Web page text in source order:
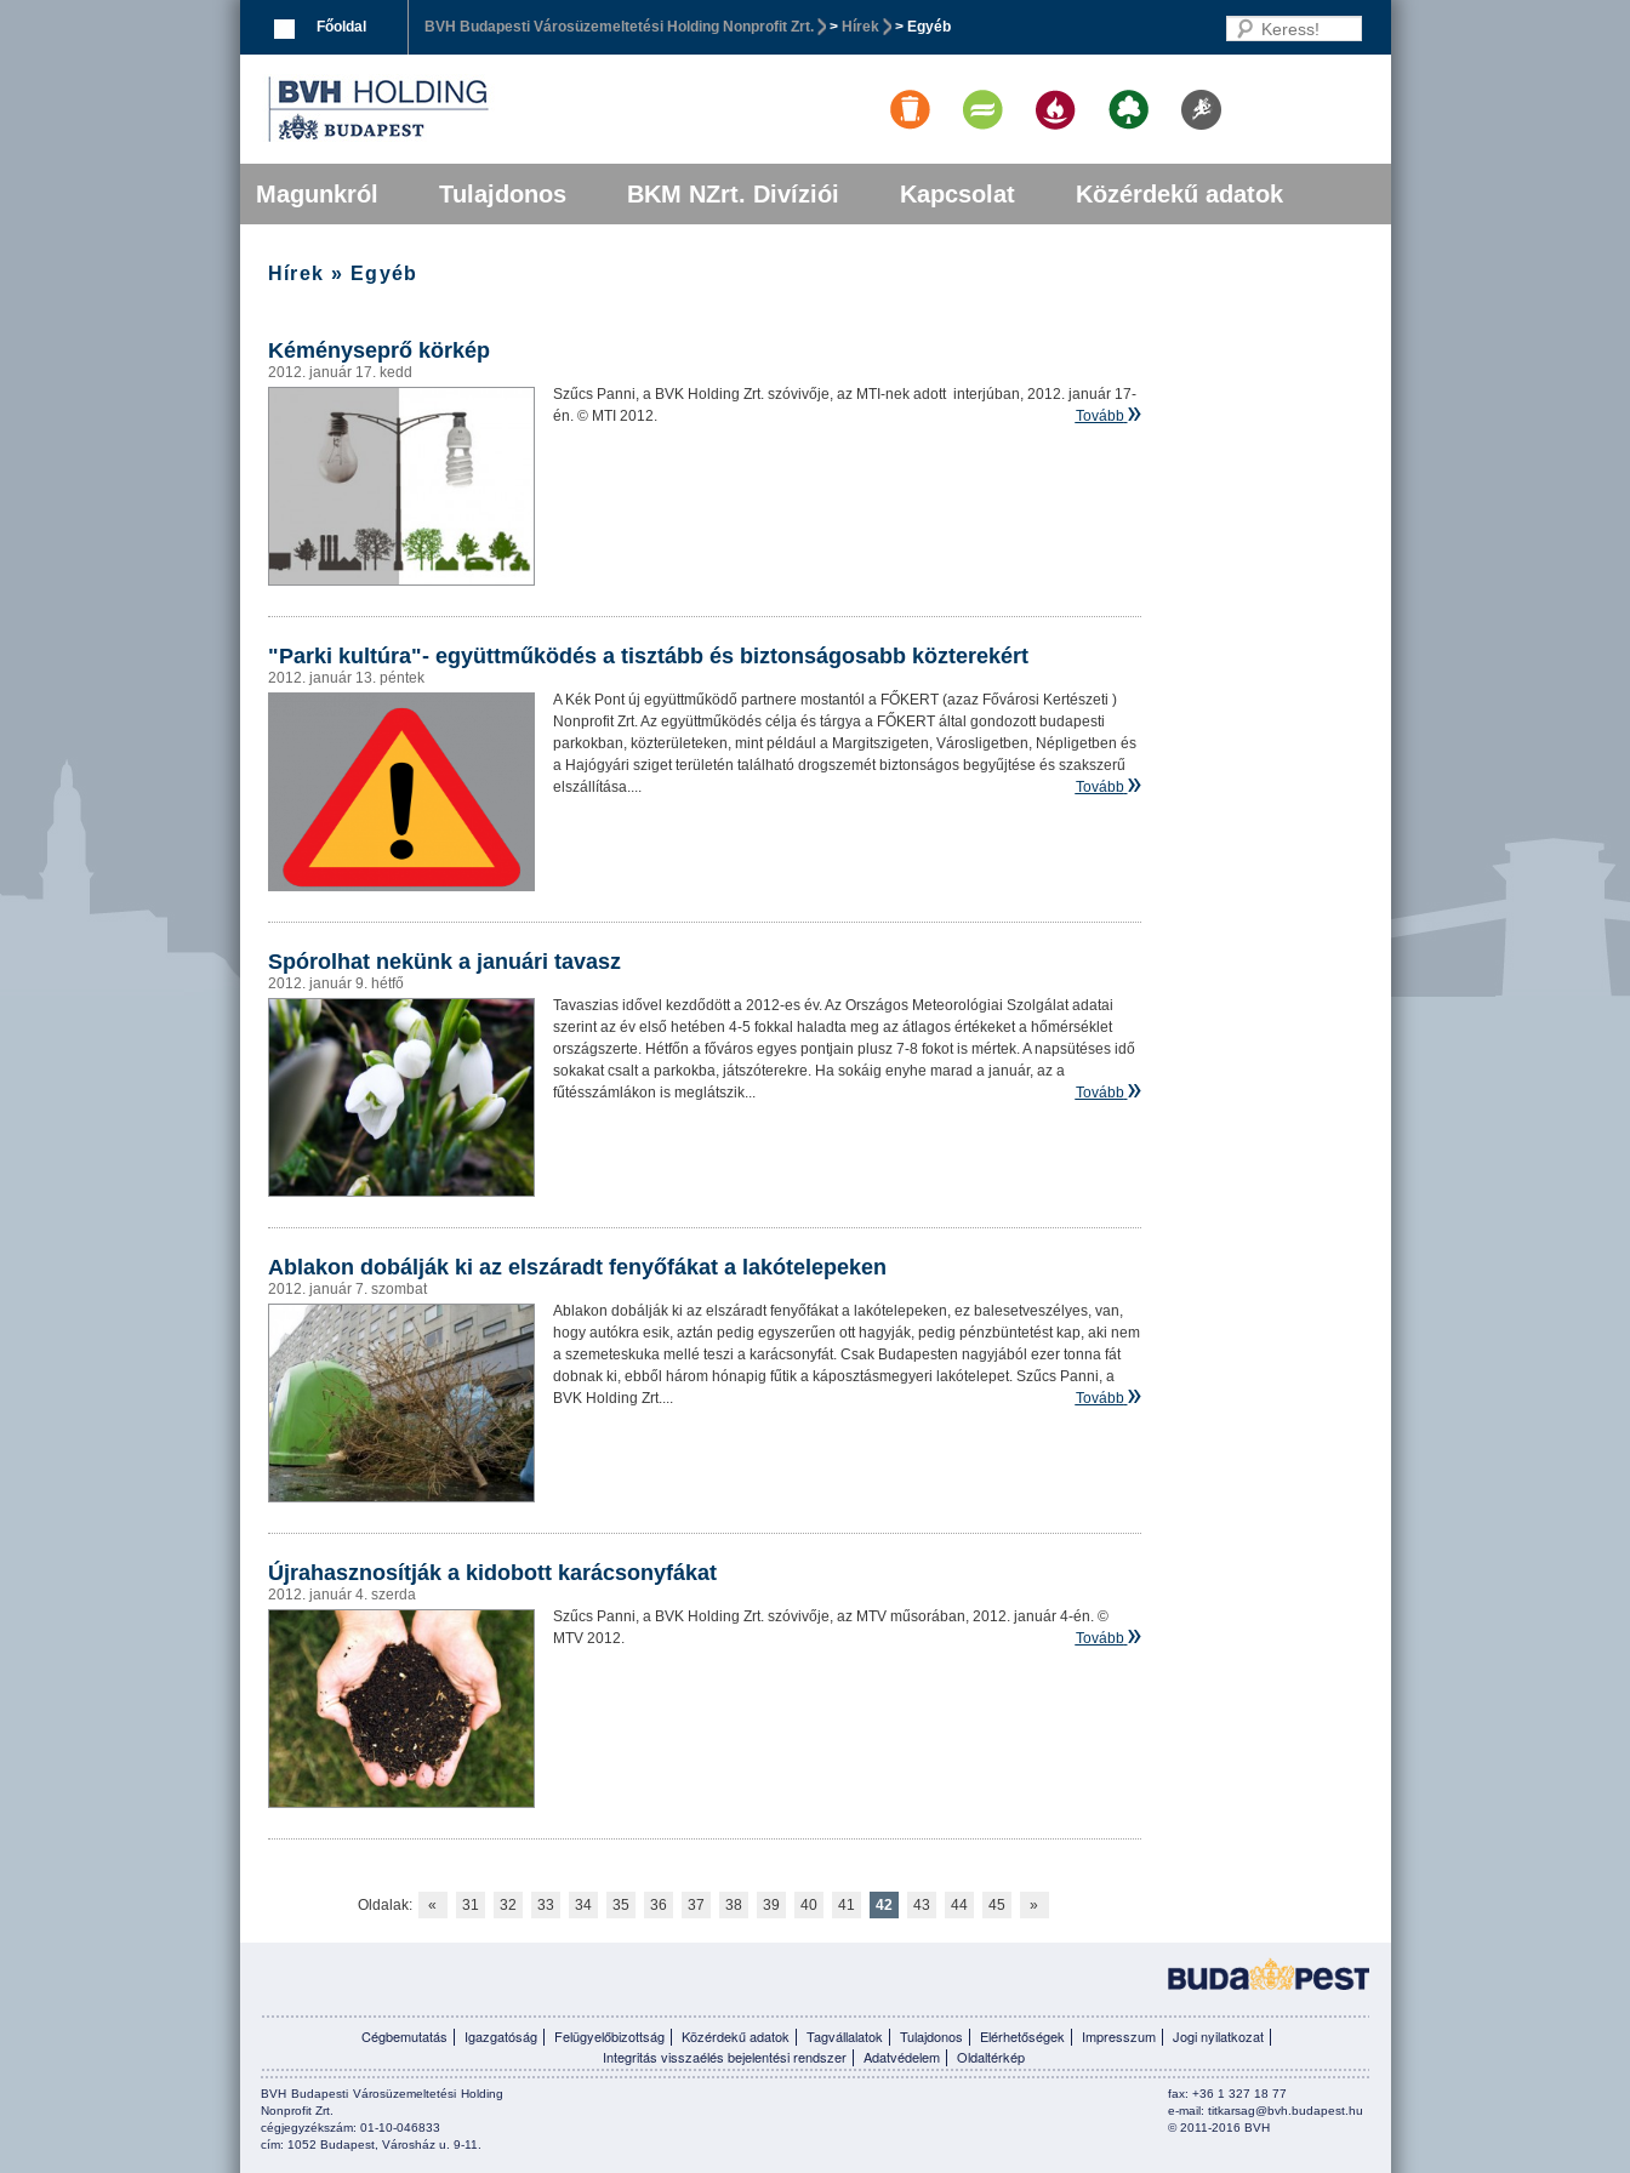
Tovább az elsődleges tartalomra
Tovább a másodlagos tartalomra
Magunkról Tulajdonos BKM NZrt. Divíziói Kapcsolat Közérdekű adatok
BreadcrumbsFőoldal BVH Budapesti Városüzemeltetési Holding Nonprofit Zrt. > Hírek > Egyéb Keress!
Hírek » Egyéb
Kéményseprő körkép
2012. január 17. kedd
Szűcs Panni, a BVK Holding Zrt. szóvivője, az MTI-nek adott interjúban, 2012. január 17-
én. © MTI 2012.
Tovább
"Parki kultúra"- együttműködés a tisztább és biztonságosabb közterekért
2012. január 13. péntek
A Kék Pont új együttműködő partnere mostantól a FŐKERT (azaz Fővárosi Kertészeti )
Nonprofit Zrt. Az együttműködés célja és tárgya a FŐKERT által gondozott budapesti
parkokban, közterületeken, mint például a Margitszigeten, Városligetben, Népligetben és
a Hajógyári sziget területén található drogszemét biztonságos begyűjtése és szakszerű
elszállítása....
Tovább
Spórolhat nekünk a januári tavasz
2012. január 9. hétfő
Tavaszias idővel kezdődött a 2012-es év. Az Országos Meteorológiai Szolgálat adatai
szerint az év első hetében 4-5 fokkal haladta meg az átlagos értékeket a hőmérséklet
országszerte. Hétfőn a főváros egyes pontjain plusz 7-8 fokot is mértek. A napsütéses idő
sokakat csalt a parkokba, játszóterekre. Ha sokáig enyhe marad a január, az a
fűtésszámlákon is meglátszik...
Tovább
Ablakon dobálják ki az elszáradt fenyőfákat a lakótelepeken
2012. január 7. szombat
Ablakon dobálják ki az elszáradt fenyőfákat a lakótelepeken, ez balesetveszélyes, van,
hogy autókra esik, aztán pedig egyszerűen ott hagyják, pedig pénzbüntetést kap, aki nem
a szemeteskuka mellé teszi a karácsonyfát. Csak Budapesten nagyjából ezer tonna fát
dobnak ki, ebből három hónapig fűtik a káposztásmegyeri lakótelepet. Szűcs Panni, a
BVK Holding Zrt....
Tovább
Újrahasznosítják a kidobott karácsonyfákat
2012. január 4. szerda
Szűcs Panni, a BVK Holding Zrt. szóvivője, az MTV műsorában, 2012. január 4-én. ©
MTV 2012.
Tovább
Oldalak: « 31 32 33 34 35 36 37 38 39 40 41 42 43 44 45 »
Cégbemutatás Igazgatóság Felügyelőbizottság Közérdekű adatok Tagvállalatok Tulajdonos Elérhetőségek Impresszum
Jogi nyilatkozat
Integritás visszaélés bejelentési rendszer
Adatvédelem Oldaltérkép
BVH Budapesti Városüzemeltetési Holding
Nonprofit Zrt.
cégjegyzékszám: 01-10-046833
cím: 1052 Budapest, Városház u. 9-11.
fax: +36 1 327 18 77
e-mail: titkarsag@bvh. budapest.hu
© 2011-2016 BVH